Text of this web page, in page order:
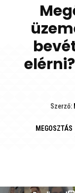
Szerző:
MEGOSZTÁS